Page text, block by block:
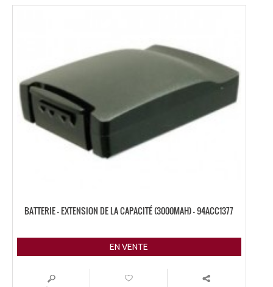
BATTERIE – EXTENSION DE LA CAPACITÉ (3000MAH) – 94ACC1377
EN VENTE